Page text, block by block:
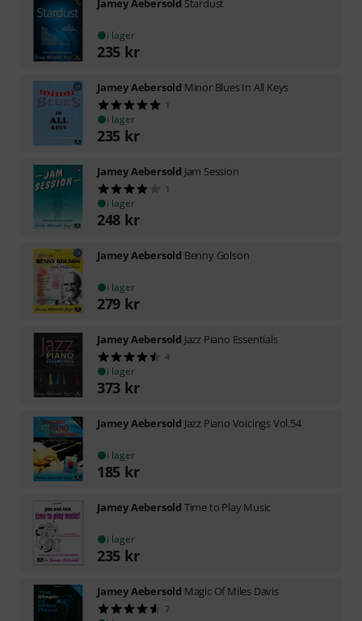
i lager
235 kr
Jamey Aebersold Minor Blues In All Keys
1
i lager
235 kr
Jamey Aebersold Jam Session
1
i lager
248 kr
Jamey Aebersold Benny Golson
i lager
279 kr
Jamey Aebersold Jazz Piano Essentials
4
i lager
373 kr
Jamey Aebersold Jazz Piano Voicings Vol.54
i lager
185 kr
Jamey Aebersold Time to Play Music
i lager
235 kr
Jamey Aebersold Magic Of Miles Davis
7